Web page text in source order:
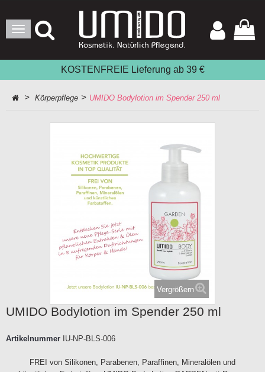
Toggle
Navigation
KOSTENFREIE Lieferung ab 39 €
> Körperpflege > UMIDO Bodylotion im Spender 250 ml
Vergrößern
UMIDO Bodylotion im Spender 250 ml
Artikelnummer IU-NP-BLS-006
FREI von Silikonen, Parabenen, Paraffinen, Mineralölen und